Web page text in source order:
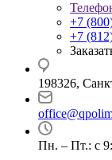
+7
+7
198326,
Пн. – Пт.: с